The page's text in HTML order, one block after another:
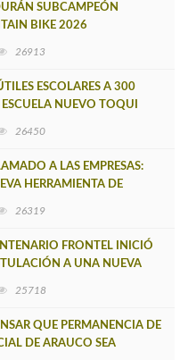
SUBCAMPEÓN
BIKE 2026
26913
ESCOLARES A 300
NUEVO TOQUI
26450
A LAS EMPRESAS:
HERRAMIENTA DE
26319
FRONTEL INICIÓ
A UNA NUEVA
25718
QUE PERMANENCIA DE
DE ARAUCO SEA